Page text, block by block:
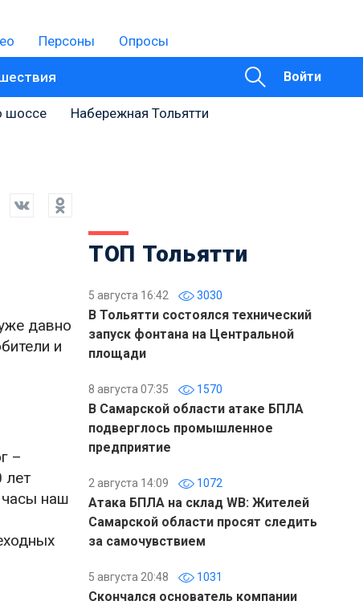
Персоны Опросы
Войти
шоссе
Набережная Тольятти
давно
и
–
лет
наш
ТОП Тольятти
5 августа 16:42 3030
В Тольятти состоялся технический
запуск фонтана на Центральной
площади
8 августа 07:35 1570
В Самарской области атаке БПЛА
подверглось промышленное
предприятие
2 августа 14:09 1072
Атака БПЛА на склад WB: Жителей
Самарской области просят следить
за самочувствием
5 августа 20:48 1031
Скончался основатель компании